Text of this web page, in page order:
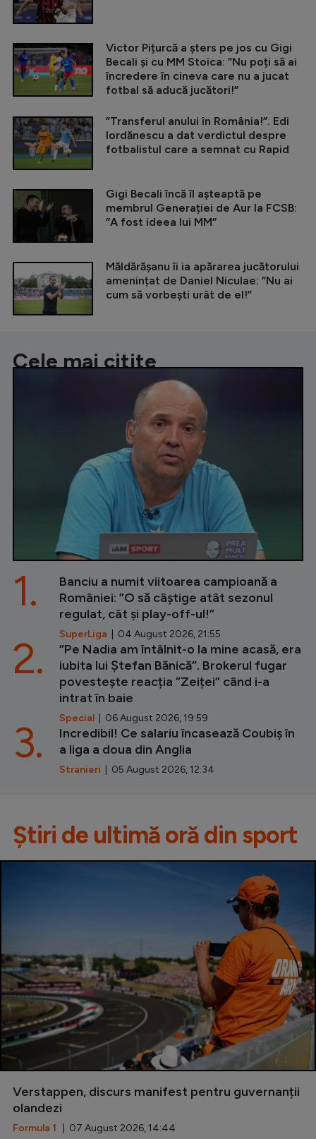
Victor Pițurcă a șters pe jos cu Gigi
Becali și cu MM Stoica: ”Nu poți să ai
încredere în cineva care nu a jucat
fotbal să aducă jucători!”
”Transferul anului în România!”. Edi
Iordănescu a dat verdictul despre
fotbalistul care a semnat cu Rapid
Gigi Becali încă îl așteaptă pe
membrul Generației de Aur la FCSB:
”A fost ideea lui MM”
Măldărășanu îi ia apărarea jucătorului
amenințat de Daniel Niculae: ”Nu ai
cum să vorbești urât de el!”
Cele mai citite
Banciu a numit viitoarea campioană a
României: ”O să câștige atât sezonul
regulat, cât și play-off-ul!”
SuperLiga | 04 August 2026, 21:55
1.
”Pe Nadia am întâlnit-o la mine acasă, era
iubita lui Ștefan Bănică”. Brokerul fugar
povestește reacția ”Zeiței” când i-a
intrat în baie
Special | 06 August 2026, 19:59
2.
Incredibil! Ce salariu încasează Coubiș în
a liga a doua din Anglia
Stranieri | 05 August 2026, 12:34
3.
Știri de ultimă oră din sport
Verstappen, discurs manifest pentru guvernanții
olandezi
Formula 1 | 07 August 2026, 14:44